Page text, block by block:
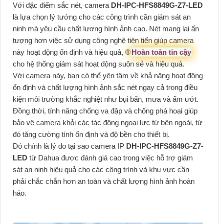
Với đặc điểm sắc nét, camera DH-IPC-HFS8849G-Z7-LED
là lựa chọn lý tưởng cho các công trình cần giám sát an
ninh mà yêu cầu chất lượng hình ảnh cao. Nét mang lại ấn
tượng hơn việc sử dụng công nghệ tiên tiến giúp camera
này hoạt động ổn định và hiệu quả, ®️Hoàn toàn tin cậy
cho hệ thống giám sát hoạt động suôn sẻ và hiệu quả.
Với camera này, bạn có thể yên tâm về khả năng hoạt động
ổn định và chất lượng hình ảnh sắc nét ngay cả trong điều
kiện môi trường khắc nghiệt như bụi bẩn, mưa và ẩm ướt.
Đồng thời, tính năng chống va đập và chống phá hoại giúp
bảo vệ camera khỏi các tác động ngoại lực từ bên ngoài, từ
đó tăng cường tính ổn định và độ bền cho thiết bị.
Đó chính là lý do tại sao camera IP DH-IPC-HFS8849G-Z7-
LED từ Dahua được đánh giá cao trong việc hỗ trợ giám
sát an ninh hiệu quả cho các công trình và khu vực cần
phải chắc chắn hơn an toàn và chất lượng hình ảnh hoàn
hảo.